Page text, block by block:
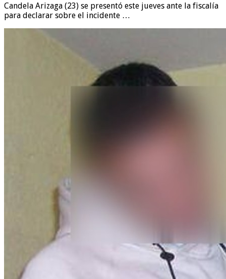
Candela Arizaga (23) se presentó este jueves ante la fiscalía
para declarar sobre el incidente …